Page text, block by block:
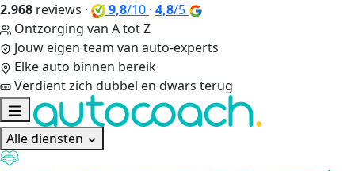
2.968 reviews · 9,8/10 · 4,8/5
Ontzorging van A tot Z
Jouw eigen team van auto-experts
Elke auto binnen bereik
Verdient zich dubbel en dwars terug
Alle diensten